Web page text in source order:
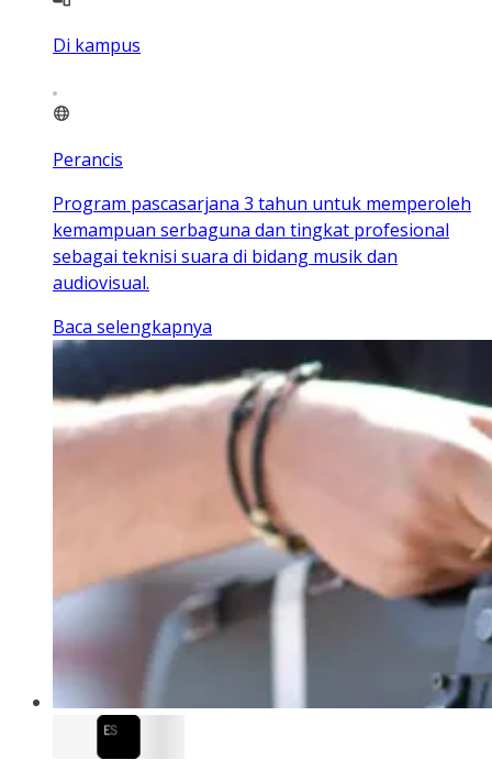
Di kampus
Perancis
Program pascasarjana 3 tahun untuk memperoleh
kemampuan serbaguna dan tingkat profesional
sebagai teknisi suara di bidang musik dan
audiovisual.
Baca selengkapnya